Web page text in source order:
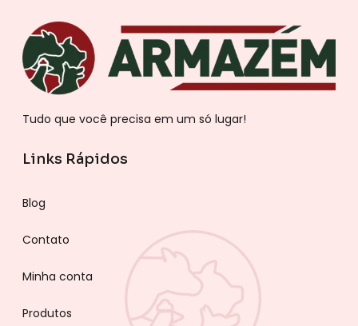
Tudo que você precisa em um só lugar!
Links Rápidos
Blog
Contato
Minha conta
Produtos